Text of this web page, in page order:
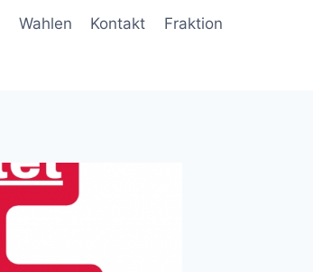
Wahlen Kontakt Fraktion